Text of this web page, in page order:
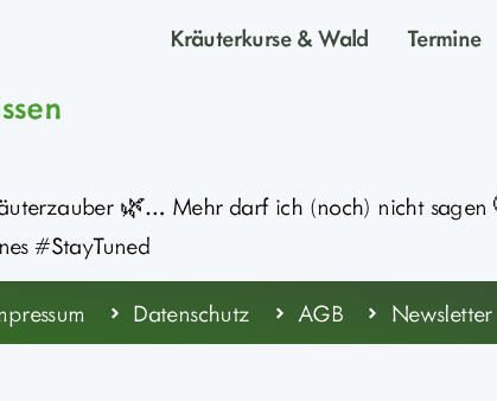
Kräuterkurse & Wald Termine
🌿… Mehr darf ich (noch) nicht
#StayTuned
Datenschutz AGB Newsletter